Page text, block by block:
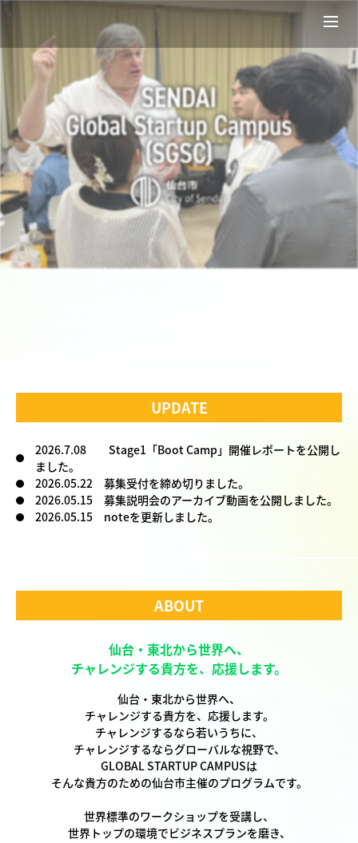
ABOUT
OUR VISION
PROGRAM
SUPPORT
UPDATE
2026.7.08 Stage1「Boot Camp」開催レポートを公開し
ました。
2026.05.22 募集受付を締め切りました。
2026.05.15 募集説明会のアーカイブ動画を公開しました。
2026.05.15 noteを更新しました。
ABOUT
仙台・東北から世界へ、
チャレンジする貴方を、応援します。
仙台・東北から世界へ、
チャレンジする貴方を、応援します。
チャレンジするなら若いうちに、
チャレンジするならグローバルな視野で、
GLOBAL STARTUP CAMPUSは
そんな貴方のための仙台市主催のプログラムです。
世界標準のワークショップを受講し、
世界トップの環境でビジネスプランを磨き、